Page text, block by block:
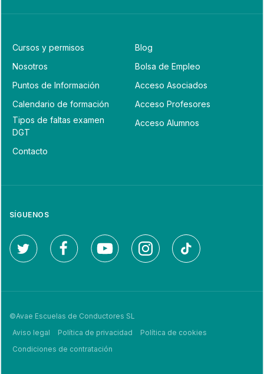
Cursos y permisos
Nosotros
Puntos de Información
Calendario de formación
Tipos de faltas examen
DGT
Contacto
Blog
Bolsa de Empleo
Acceso Asociados
Acceso Profesores
Acceso Alumnos
SÍGUENOS
©Avae Escuelas de Conductores SL
Aviso legal
Política de privacidad
Política de cookies
Condiciones de contratación